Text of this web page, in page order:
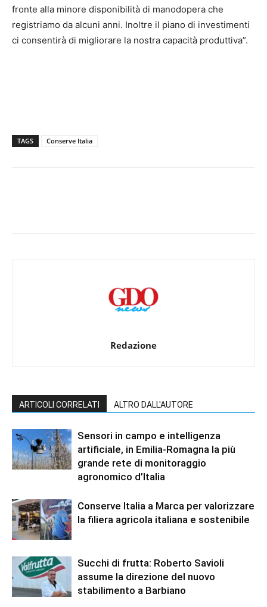
fronte alla minore disponibilità di manodopera che
registriamo da alcuni anni. Inoltre il piano di investimenti
ci consentirà di migliorare la nostra capacità produttiva”.
TAGS Conserve Italia
Redazione
ARTICOLI CORRELATI ALTRO DALL'AUTORE
Sensori in campo e intelligenza
artificiale, in Emilia-Romagna la più
grande rete di monitoraggio
agronomico d’Italia
Conserve Italia a Marca per valorizzare
la filiera agricola italiana e sostenibile
Succhi di frutta: Roberto Savioli
assume la direzione del nuovo
stabilimento a Barbiano